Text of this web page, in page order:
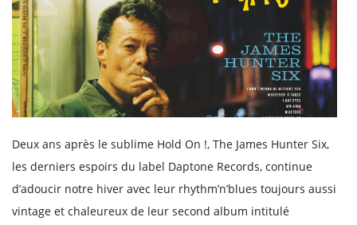
Deux ans après le sublime Hold On !, The James Hunter Six,
les derniers espoirs du label Daptone Records, continue
d’adoucir notre hiver avec leur rhythm’n’blues toujours aussi
vintage et chaleureux de leur second album intitulé